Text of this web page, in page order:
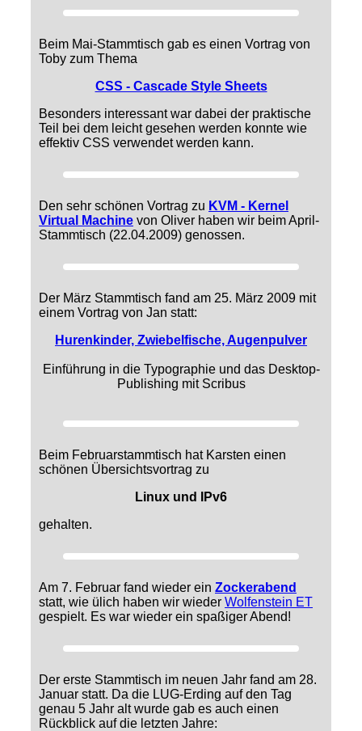
Beim Mai-Stammtisch gab es einen Vortrag von
Toby zum Thema
CSS - Cascade Style Sheets
Besonders interessant war dabei der praktische
Teil bei dem leicht gesehen werden konnte wie
effektiv CSS verwendet werden kann.
Den sehr schönen Vortrag zu KVM - Kernel
Virtual Machine von Oliver haben wir beim April-
Stammtisch (22.04.2009) genossen.
Der März Stammtisch fand am 25. März 2009 mit
einem Vortrag von Jan statt:
Hurenkinder, Zwiebelfische, Augenpulver
Einführung in die Typographie und das Desktop-
Publishing mit Scribus
Beim Februarstammtisch hat Karsten einen
schönen Übersichtsvortrag zu
Linux und IPv6
gehalten.
Am 7. Februar fand wieder ein Zockerabend
statt, wie ülich haben wir wieder Wolfenstein ET
gespielt. Es war wieder ein spaßiger Abend!
Der erste Stammtisch im neuen Jahr fand am 28.
Januar statt. Da die LUG-Erding auf den Tag
genau 5 Jahr alt wurde gab es auch einen
Rückblick auf die letzten Jahre: